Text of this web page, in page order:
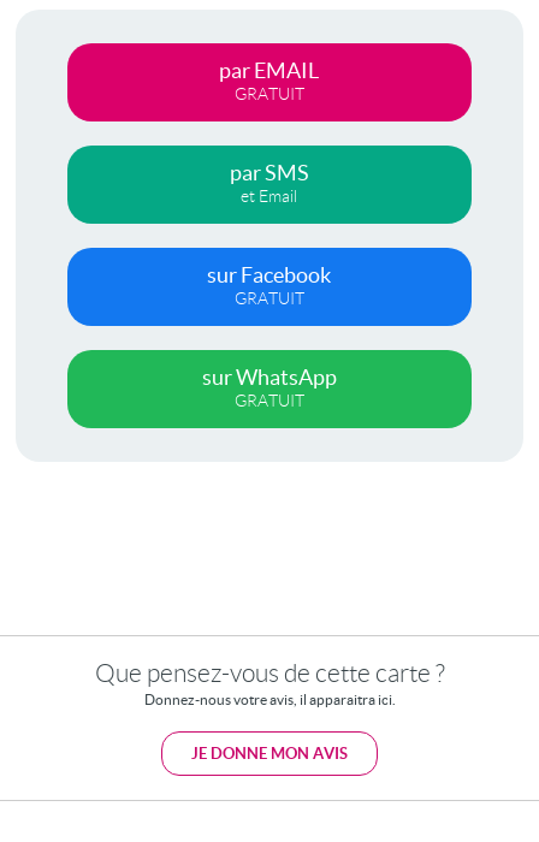
par EMAIL
GRATUIT
par SMS
et Email
sur Facebook
GRATUIT
sur WhatsApp
GRATUIT
Que pensez-vous de cette carte ?
Donnez-nous votre avis, il apparaitra ici.
JE DONNE MON AVIS